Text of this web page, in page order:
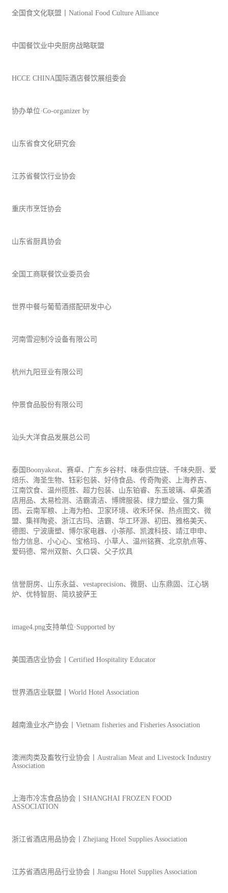
全国食文化联盟丨National Food Culture Alliance
中国 餐饮业中央厨房战略联盟
HCCE CHINA国际酒店餐饮展组委会
协办单位·Co-organizer by
山东省食文化研究会
江苏省餐饮行业协会
重庆市烹饪协会
山东省厨具协会
全国工商联餐饮业委员会
世界中餐与葡萄酒搭配研发中心
河南雪迎制冷设备有限公司
杭州九阳豆业有限公司
仲景食品股份有限公司
汕头大洋食品发展总公司
泰国Boonyakeat、赛卓、广东乡谷村、味泰供应链、千味央厨、爱
焙乐、海圣生物、钰彩包装、好侍食品、传奇陶瓷、上海养吉、
江南饮食、温州揽胜、超力包装、山东铂睿、东玉玻璃、卓美酒
店用品、太易检测、洁霸清洁、博牌服装、绿力塑业、强力集
团、云南军粮、上海为柏、卫家环境、收禾环保、热点图文、微
盟、集祥陶瓷、浙江古玛、洁霸、华工环源、初田、雅格美天、
德图、宁波唐塑、博尔家电器、小茶邴、凯渡科技、靖江申申、
怡力信息、小心心、宝格玛、小草人、温州铭赛、北京航点等、
爱码德、常州双新、久口袋、父子炊具
信誉厨房、山东永益、vestaprecision、微厨、山东鼎固、江心锅
炉、优特智厨、简玖披萨王
image4.png支持单位·Supported by
美国酒店业协会丨Certified Hospitality Educator
世界酒店业联盟丨World Hotel Association
越南渔业水产协会丨Vietnam fisheries and Fisheries Association
澳洲肉类及畜牧行业协会丨Australian Meat and Livestock Industry
Association
上海市冷冻食品协会丨SHANGHAI FROZEN FOOD
ASSOCIATION
浙江省酒店用品协会丨Zhejiang Hotel Supplies Association
江苏省酒店用品行业协会丨Jiangsu Hotel Supplies Association